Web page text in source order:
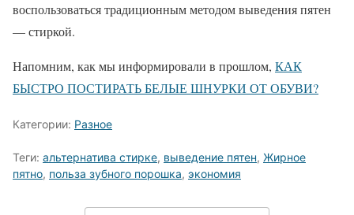
воспользоваться традиционным методом выведения пятен
— стиркой.
Напомним, как мы информировали в прошлом, КАК
БЫСТРО ПОСТИРАТЬ БЕЛЫЕ ШНУРКИ ОТ ОБУВИ?
Категории: Разное
Теги: альтернатива стирке, выведение пятен, Жирное
пятно, польза зубного порошка, экономия